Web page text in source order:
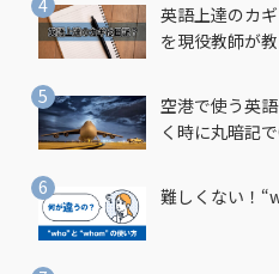
英語上達のカ
を現役教師が教
空港で使う英
く時に丸暗記
難しくない！